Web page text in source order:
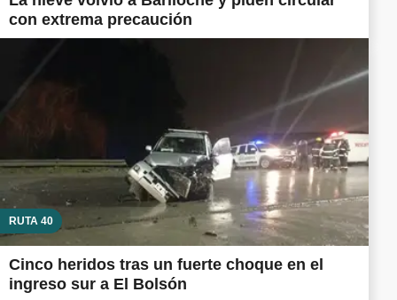
con extrema precaución
RUTA 40
Cinco heridos tras un fuerte choque en el
ingreso sur a El Bolsón